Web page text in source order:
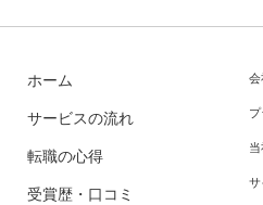
ホーム
サービスの流れ
転職の心得
受賞歴・口コミ